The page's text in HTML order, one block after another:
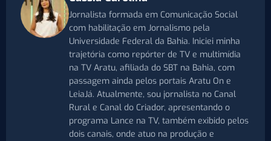
Jornalista formada em Comunicação Social
com habilitação em Jornalismo pela
Universidade Federal da Bahia. Iniciei minha
trajetória como repórter de TV e multimídia
na TV Aratu, afiliada do SBT na Bahia, com
passagem ainda pelos portais Aratu On e
LeiaJá. Atualmente, sou jornalista no Canal
Rural e Canal do Criador, apresentando o
programa Lance na TV, também exibido pelos
dois canais, onde atuo na produção e